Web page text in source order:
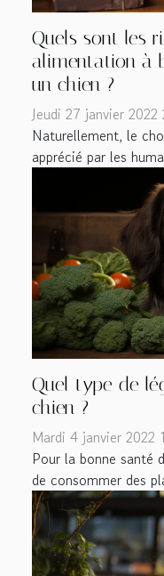
Quels sont les
alimentation à
un chien ?
Jeudi 27 janvier 2022
Naturellement, le
apprécié par les
Quel type de
chien ?
Mardi 4 janvier 2022
Pour la bonne santé
de consommer des